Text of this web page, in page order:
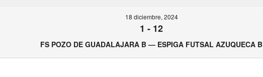
18 diciembre, 2024
1 - 12
FS POZO DE GUADALAJARA B — ESPIGA FUTSAL AZUQUECA B